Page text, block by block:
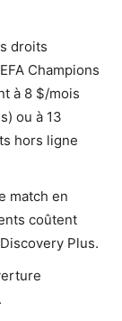
droits
Champions
à 8 $/mois
ou à 13
hors ligne
match en
coûtent
Plus.